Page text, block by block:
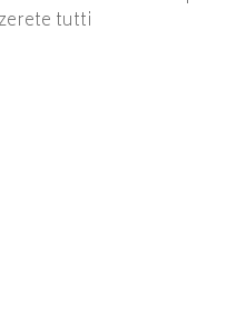
tutti